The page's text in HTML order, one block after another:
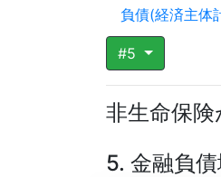
負債(経済主体
#5
非生命保
5. 金融負